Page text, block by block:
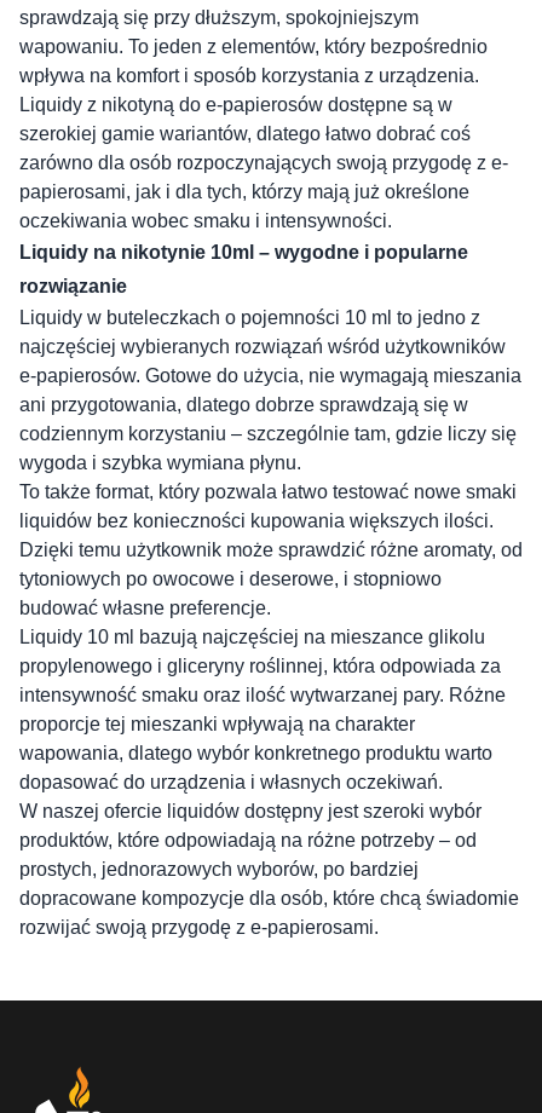
sprawdzają się przy dłuższym, spokojniejszym
wapowaniu. To jeden z elementów, który bezpośrednio
wpływa na komfort i sposób korzystania z urządzenia.
Liquidy z nikotyną do e-papierosów dostępne są w
szerokiej gamie wariantów, dlatego łatwo dobrać coś
zarówno dla osób rozpoczynających swoją przygodę z e-
papierosami, jak i dla tych, którzy mają już określone
oczekiwania wobec smaku i intensywności.
Liquidy na nikotynie 10ml – wygodne i popularne
rozwiązanie
Liquidy w buteleczkach o pojemności 10 ml to jedno z
najczęściej wybieranych rozwiązań wśród użytkowników
e-papierosów. Gotowe do użycia, nie wymagają mieszania
ani przygotowania, dlatego dobrze sprawdzają się w
codziennym korzystaniu – szczególnie tam, gdzie liczy się
wygoda i szybka wymiana płynu.
To także format, który pozwala łatwo testować nowe smaki
liquidów bez konieczności kupowania większych ilości.
Dzięki temu użytkownik może sprawdzić różne aromaty, od
tytoniowych po owocowe i deserowe, i stopniowo
budować własne preferencje.
Liquidy 10 ml bazują najczęściej na mieszance glikolu
propylenowego i gliceryny roślinnej, która odpowiada za
intensywność smaku oraz ilość wytwarzanej pary. Różne
proporcje tej mieszanki wpływają na charakter
wapowania, dlatego wybór konkretnego produktu warto
dopasować do urządzenia i własnych oczekiwań.
W naszej ofercie liquidów dostępny jest szeroki wybór
produktów, które odpowiadają na różne potrzeby – od
prostych, jednorazowych wyborów, po bardziej
dopracowane kompozycje dla osób, które chcą świadomie
rozwijać swoją przygodę z e-papierosami.